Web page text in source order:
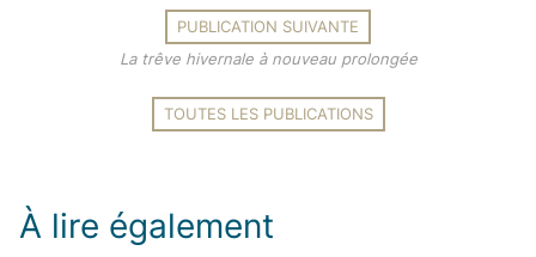
PUBLICATION SUIVANTE
La trêve hivernale à nouveau prolongée
TOUTES LES PUBLICATIONS
À lire également